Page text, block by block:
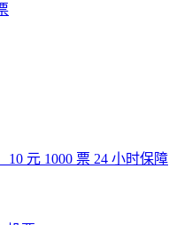
元 1000 票 24 小时保障